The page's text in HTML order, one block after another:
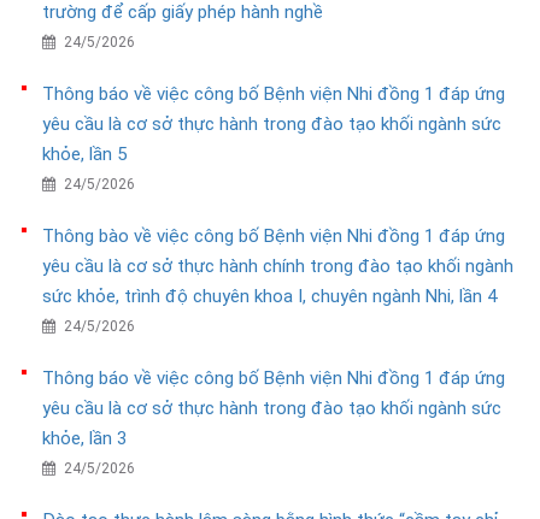
trường để cấp giấy phép hành nghề
24/5/2026
Thông báo về việc công bố Bệnh viện Nhi đồng 1 đáp ứng
yêu cầu là cơ sở thực hành trong đào tạo khối ngành sức
khỏe, lần 5
24/5/2026
Thông bào về việc công bố Bệnh viện Nhi đồng 1 đáp ứng
yêu cầu là cơ sở thực hành chính trong đào tạo khối ngành
sức khỏe, trình độ chuyên khoa I, chuyên ngành Nhi, lần 4
24/5/2026
Thông báo về việc công bố Bệnh viện Nhi đồng 1 đáp ứng
yêu cầu là cơ sở thực hành trong đào tạo khối ngành sức
khỏe, lần 3
24/5/2026